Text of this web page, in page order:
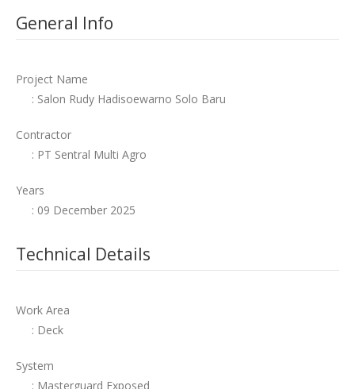
General Info
Project Name
: Salon Rudy Hadisoewarno Solo Baru
Contractor
: PT Sentral Multi Agro
Years
: 09 December 2025
Technical Details
Work Area
: Deck
System
: Masterguard Exposed